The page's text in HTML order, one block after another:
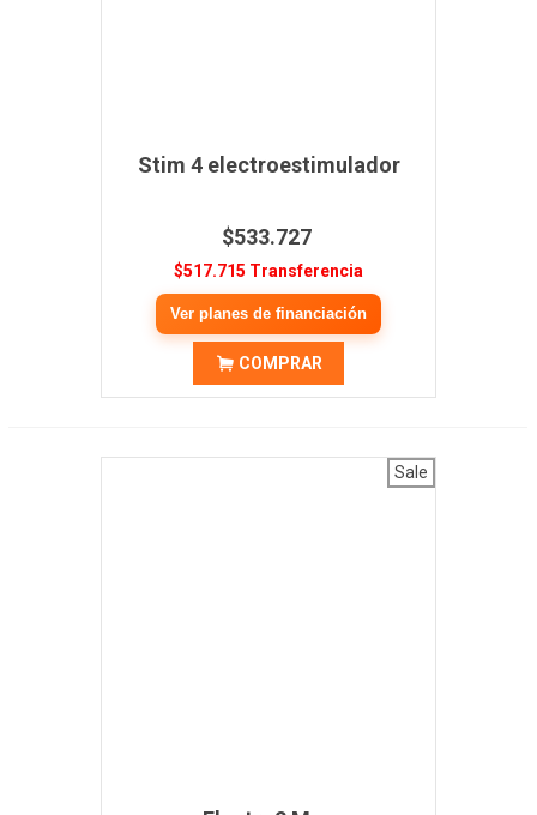
Stim 4 electroestimulador
$533.727
$517.715 Transferencia
Ver planes de financiación
COMPRAR
Sale